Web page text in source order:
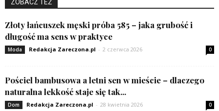
ZOBACZ TEŻ
Złoty łańcuszek męski próba 585 – jaka grubość i
długość ma sens w praktyce
Moda Redakcja Zareczona.pl - 2 czerwca 2026 0
Pościel bambusowa a letni sen w mieście – dlaczego
naturalna lekkość staje się tak...
Dom Redakcja Zareczona.pl - 28 kwietnia 2026 0